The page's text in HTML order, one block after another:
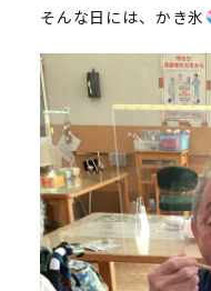
そんな日には、かき氷